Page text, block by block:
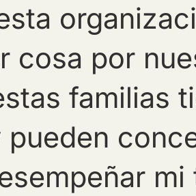
cosa por
familias
pueden
mi